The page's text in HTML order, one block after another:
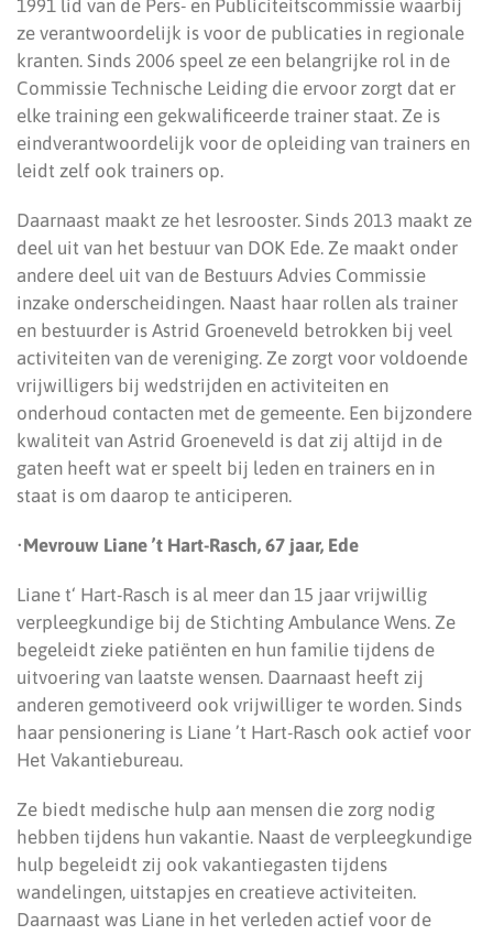
1991 lid van de Pers- en Publiciteitscommissie waarbij
ze verantwoordelijk is voor de publicaties in regionale
kranten. Sinds 2006 speel ze een belangrijke rol in de
Commissie Technische Leiding die ervoor zorgt dat er
elke training een gekwalificeerde trainer staat. Ze is
eindverantwoordelijk voor de opleiding van trainers en
leidt zelf ook trainers op.
Daarnaast maakt ze het lesrooster. Sinds 2013 maakt ze
deel uit van het bestuur van DOK Ede. Ze maakt onder
andere deel uit van de Bestuurs Advies Commissie
inzake onderscheidingen. Naast haar rollen als trainer
en bestuurder is Astrid Groeneveld betrokken bij veel
activiteiten van de vereniging. Ze zorgt voor voldoende
vrijwilligers bij wedstrijden en activiteiten en
onderhoud contacten met de gemeente. Een bijzondere
kwaliteit van Astrid Groeneveld is dat zij altijd in de
gaten heeft wat er speelt bij leden en trainers en in
staat is om daarop te anticiperen.
•Mevrouw Liane ’t Hart-Rasch, 67 jaar, Ede
Liane t‘ Hart-Rasch is al meer dan 15 jaar vrijwillig
verpleegkundige bij de Stichting Ambulance Wens. Ze
begeleidt zieke patiënten en hun familie tijdens de
uitvoering van laatste wensen. Daarnaast heeft zij
anderen gemotiveerd ook vrijwilliger te worden. Sinds
haar pensionering is Liane ’t Hart-Rasch ook actief voor
Het Vakantiebureau.
Ze biedt medische hulp aan mensen die zorg nodig
hebben tijdens hun vakantie. Naast de verpleegkundige
hulp begeleidt zij ook vakantiegasten tijdens
wandelingen, uitstapjes en creatieve activiteiten.
Daarnaast was Liane in het verleden actief voor de